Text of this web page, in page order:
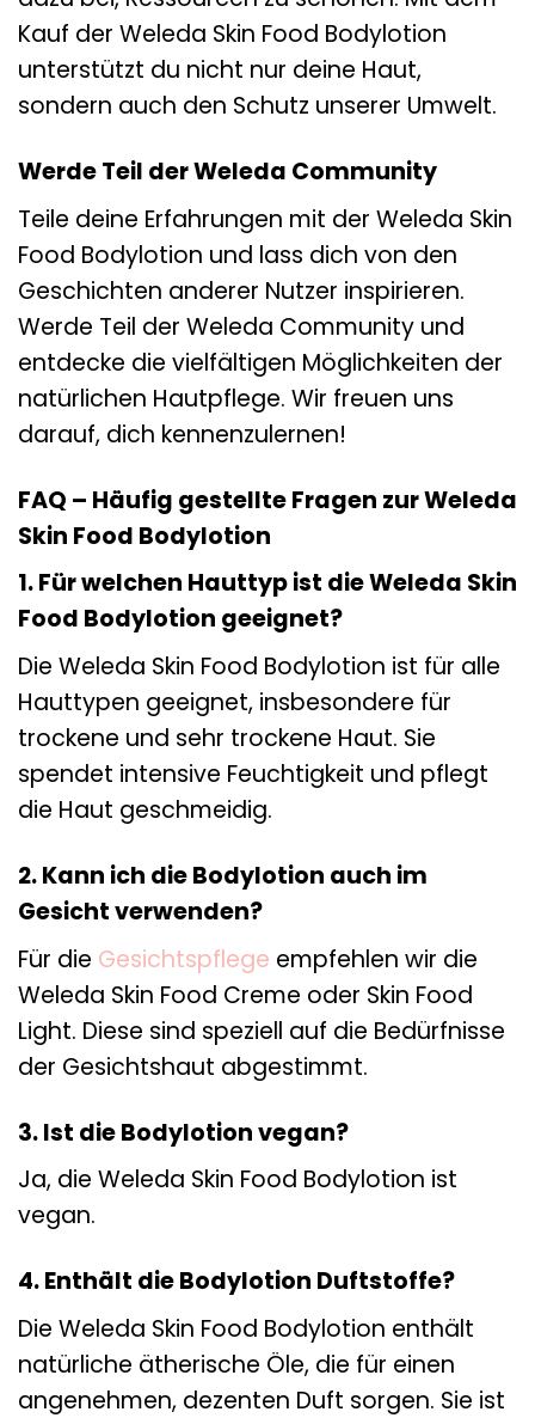
Kauf der Weleda Skin Food Bodylotion
unterstützt du nicht nur deine Haut,
sondern auch den Schutz unserer Umwelt.
Werde Teil der Weleda Community
Teile deine Erfahrungen mit der Weleda Skin
Food Bodylotion und lass dich von den
Geschichten anderer Nutzer inspirieren.
Werde Teil der Weleda Community und
entdecke die vielfältigen Möglichkeiten der
natürlichen Hautpflege. Wir freuen uns
darauf, dich kennenzulernen!
FAQ – Häufig gestellte Fragen zur Weleda
Skin Food Bodylotion
1. Für welchen Hauttyp ist die Weleda Skin
Food Bodylotion geeignet?
Die Weleda Skin Food Bodylotion ist für alle
Hauttypen geeignet, insbesondere für
trockene und sehr trockene Haut. Sie
spendet intensive Feuchtigkeit und pflegt
die Haut geschmeidig.
2. Kann ich die Bodylotion auch im
Gesicht verwenden?
Für die Gesichtspflege empfehlen wir die
Weleda Skin Food Creme oder Skin Food
Light. Diese sind speziell auf die Bedürfnisse
der Gesichtshaut abgestimmt.
3. Ist die Bodylotion vegan?
Ja, die Weleda Skin Food Bodylotion ist
vegan.
4. Enthält die Bodylotion Duftstoffe?
Die Weleda Skin Food Bodylotion enthält
natürliche ätherische Öle, die für einen
angenehmen, dezenten Duft sorgen. Sie ist